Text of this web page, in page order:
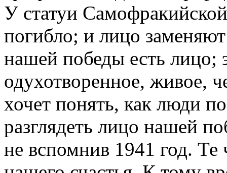
У статуи
погибло; и лицо
нашей победы есть лицо;
одухотворенное, живое,
хочет понять, как люди
разглядеть лицо нашей
не вспомнив 1941 год.